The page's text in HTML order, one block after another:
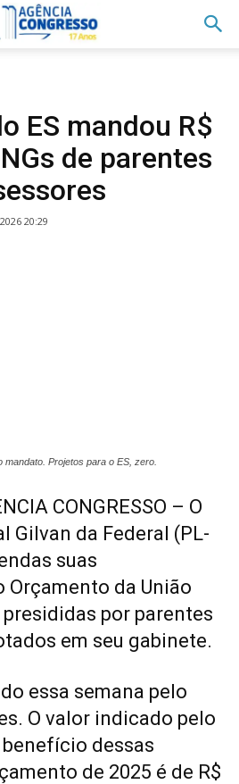
ES mandou R$
de parentes
20:29
Projetos para o ES, zero.
CONGRESSO – O
Gilvan da Federal (PL-
suas
Orçamento da União
presididas por parentes
em seu gabinete.
essa semana pelo
O valor indicado pelo
dessas
de 2025 é de R$